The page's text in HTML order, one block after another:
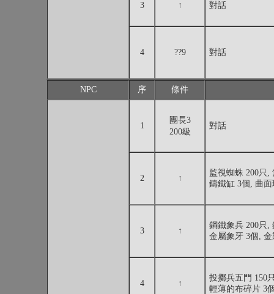
3 ↑ 對話
4 ??9 對話
NPC 序 條件
1
團長3
200級
對話
2 ↑
監視蜘蛛 200只,
鑄鐵缸 3個, 曲
3 ↑
鋼鐵象兵 200只,
金屬象牙 3個,
4 ↑
投擲兵五門 150
輕薄的布碎片 3